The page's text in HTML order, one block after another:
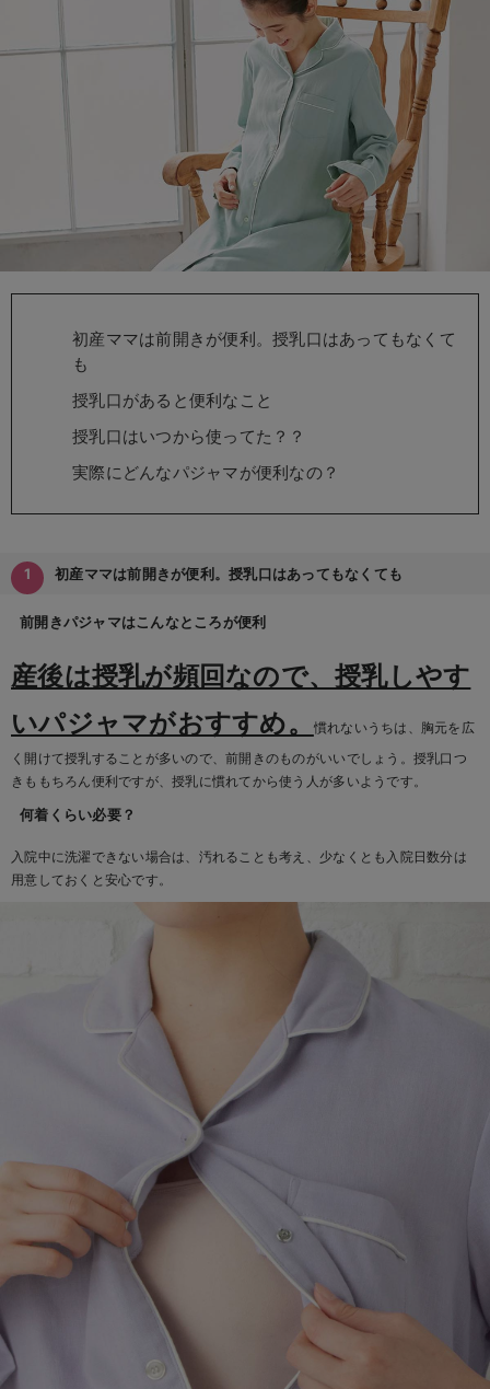
マタニティ アウター（コート）・ママコート
骨盤・マタニティベルト （妊娠中・産後）
【アウトレット】ベビー
接触冷感素材
快適機能ウェア特集 トップス
erbaviva（エルバビーバ）
安心の日本製。先輩ママが買ってよかった！本当に必要な出産準備品
親子コーデ｜ママとベビーにおすすめ！
Gift Selection 出産祝い
ロンパースはいつからいつまで使う？選ぶポイントも解説！
保育園・入園準備特集
ファルスカ
デロンギ
入院準備の持ち物チェック
パジャマ
インナー
雑貨
ベビー
MAX55%OFF ブラックフ
ツィード派
王道シンプル派
セットアップ派
セット
ワーク・オフィス
カジュアル
フォーマル / オケー
あったかアイテム｜
女の子におススメの
男の子におススメの
定番ギフト
もらって嬉しいギフト
かわいくておもしろ
何枚あっても嬉しい
レギンス・タイツ
カップ付きインナー
あったか度◎
裏起毛素材
初産ママは前開きが便利。授乳口はあってもなくて
も
授乳口があると便利なこと
授乳口はいつから使ってた？？
実際にどんなパジャマが便利なの？
初産ママは前開きが便利。授乳口はあってもなくても
前開きパジャマはこんなところが便利
産後は授乳が頻回なので、授乳しやす
いパジャマがおすすめ。
慣れないうちは、胸元を広
く開けて授乳することが多いので、前開きのものがいいでしょう。授乳口つ
きももちろん便利ですが、授乳に慣れてから使う人が多いようです。
何着くらい必要？
入院中に洗濯できない場合は、汚れることも考え、少なくとも入院日数分は
用意しておくと安心です。